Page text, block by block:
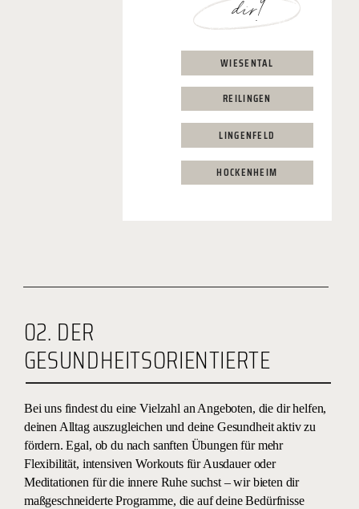
dir!
WIESENTAL
REILINGEN
LINGENFELD
HOCKENHEIM
02. DER
GESUNDHEITSORIENTIERTE
Bei uns findest du eine Vielzahl an Angeboten, die dir helfen,
deinen Alltag auszugleichen und deine Gesundheit aktiv zu
fördern. Egal, ob du nach sanften Übungen für mehr
Flexibilität, intensiven Workouts für Ausdauer oder
Meditationen für die innere Ruhe suchst – wir bieten dir
maßgeschneiderte Programme, die auf deine Bedürfnisse